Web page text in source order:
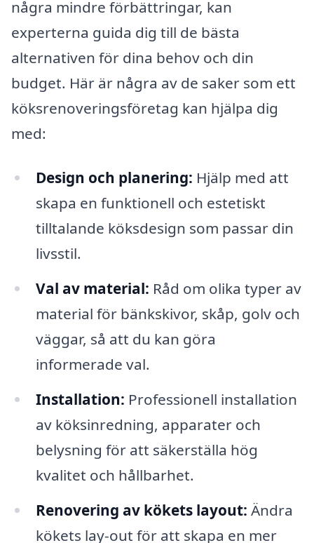
några mindre förbättringar, kan
experterna guida dig till de bästa
alternativen för dina behov och din
budget. Här är några av de saker som ett
köksrenoveringsföretag kan hjälpa dig
med:
Design och planering: Hjälp med att
skapa en funktionell och estetiskt
tilltalande köksdesign som passar din
livsstil.
Val av material: Råd om olika typer av
material för bänkskivor, skåp, golv och
väggar, så att du kan göra
informerade val.
Installation: Professionell installation
av köksinredning, apparater och
belysning för att säkerställa hög
kvalitet och hållbarhet.
Renovering av kökets layout: Ändra
kökets lay-out för att skapa en mer